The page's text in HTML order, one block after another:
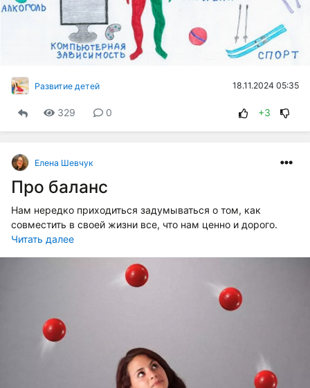
Развитие детей 18.11.2024 05:35
329 0 +3
Елена Шевчук
Про баланс
Нам нередко приходиться задумываться о том, как
совместить в своей жизни все, что нам ценно и дорого.
Читать далее